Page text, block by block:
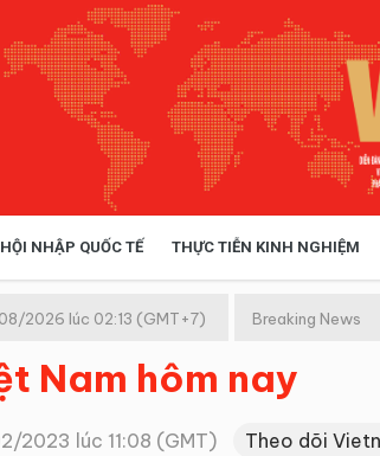
HỘI NHẬP QUỐC TẾ THỰC TIỄN KINH NGHIỆM
hội nhập
nghiệp
2026 lúc 02:13 (GMT+7) Breaking News
Nam hôm nay
2023 lúc 11:08 (GMT) Theo dõi